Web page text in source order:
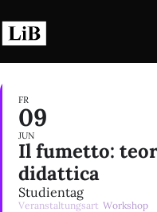
Inhalt
springen
FR
09
JUN
Il fumetto:
didattica
Studientag
Veranstaltungsart Workshop